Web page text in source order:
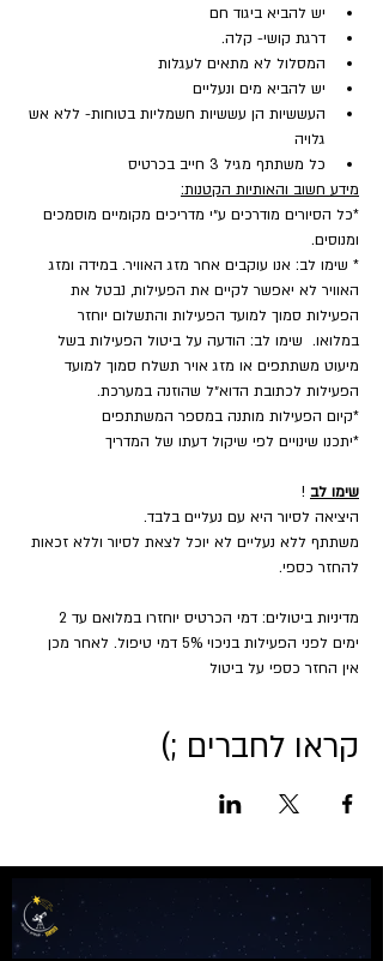
יש להביא ביגוד חם
דרגת קושי- קלה.
המסלול לא מתאים לעגלות
יש להביא מים ונעליים
העששיות הן עששיות חשמליות בטוחות- ללא אש
גלויה
כל משתתף מגיל 3 חייב בכרטיס
מידע חשוב והאותיות הקטנות:
*כל הסיורים מודרכים ע״י מדריכים מקומיים מוסמכים
ומנוסים.
* שימו לב: אנו עוקבים אחר מזג האוויר. במידה ומזג
האוויר לא יאפשר לקיים את הפעילות, נבטל את
הפעילות סמוך למועד הפעילות והתשלום יוחזר
במלואו.  שימו לב: הודעה על ביטול הפעילות בשל
מיעוט משתתפים או מזג אויר תשלח סמוך למועד
הפעילות לכתובת הדוא״ל שהוזנה במערכת.
​*קיום הפעילות מותנה במספר המשתתפים
*יתכנו שינויים לפי שיקול דעתו של המדריך
שימו לב !
היציאה לסיור היא עם נעליים בלבד.
משתתף ללא נעליים לא יוכל לצאת לסיור וללא זכאות
להחזר כספי.
ימים לפני הפעילות בניכוי 5% דמי טיפול. לאחר מכן
אין החזר כספי על ביטול
קראו לחברים ;)